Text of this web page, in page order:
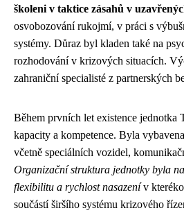
školeni v taktice zásahů v
osvobozování rukojmí, v práci s
systémy. Důraz byl kladen také na
rozhodování v krizových situacích.
zahraniční specialisté z partnerských
Během prvních let existence jednotka
kapacity a kompetence. Byla
včetně speciálních vozidel,
Organizační struktura jednotky byla
flexibilitu a rychlost nasazenív
součástí širšího systému krizového